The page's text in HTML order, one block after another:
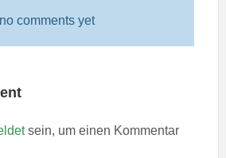
comments yet
sein, um einen Kommentar